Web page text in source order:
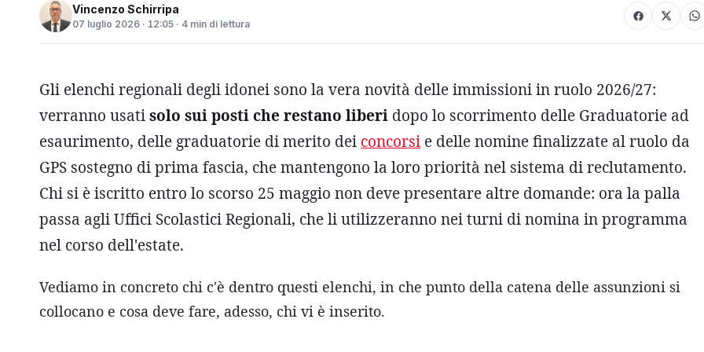
Vincenzo Schirripa
07 luglio 2026 · 12:05 · 4 min di lettura
Gli elenchi regionali degli idonei sono la vera novità delle immissioni in ruolo 2026/27:
verranno usatisolo sui posti che restano liberi dopo lo scorrimento delle Graduatorie ad
esaurimento, delle graduatorie di merito dei concorsi e delle nomine finalizzate al ruolo da
GPS sostegno di prima fascia, che mantengono la loro priorità nel sistema di reclutamento.
Chi si è iscritto entro lo scorso 25 maggio non deve presentare altre domande: ora la palla
passa agli Uffici Scolastici Regionali, che li utilizzeranno nei turni di nomina in programma
nel corso dell'estate.
Vediamo in concreto chi c'è dentro questi elenchi, in che punto della catena delle assunzioni si
collocano e cosa deve fare, adesso, chi vi è inserito.